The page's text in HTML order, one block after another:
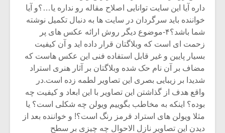
داره آیا این سایت توانایی اصلاح مقاله رو نداره یا…؟و آیا
خواننده باید سرگردان در سایت ها به دنبال تکمیل نوشته
شما باشد؟۴-موضوع دیگر روش ارائه عکس های پر
زحمت ای است که وبلاگتان قرار داده اید و آن کیفیت
بسیار پایین و غیر قابل استفاده فنی این عکس هاست که
مضاف بر آن نام حک شده وبلاگتان بر آثار هنری استراد
شدیدا بر زیبایی بصری این تصاویر لطمه زده است.در
واقع هدف از گذاشتن این تصاویر با این ابعاد و کیفیت چه
بوده؟ اینکه به مخاطب بگوییم ویولن چه شکلی است؟ یا
مثلا ویولن های استراد قرمز رنگ است؟! و خواننده بعد از
دیدن این تصاویر نازل الاحوال چه چیزی بر سطح